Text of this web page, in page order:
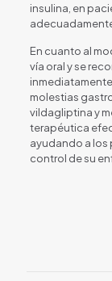
insulina, en
En cuanto al
vía oral y se
molestias
vildagliptina y
terapéutica
ayudando a los
control de su